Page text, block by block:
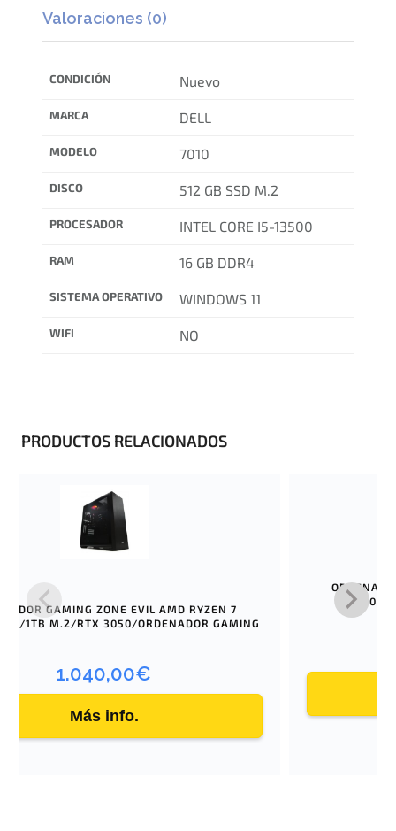
Valoraciones (0)
CONDICIÓN Nuevo
MARCA DELL
MODELO 7010
DISCO 512 GB SSD M.2
PROCESADOR INTEL CORE I5-13500
RAM 16 GB DDR4
SISTEMA OPERATIVO WINDOWS 11
WIFI NO
PRODUCTOS RELACIONADOS
GAMING ZONE EVIL AMD RYZEN 7
1TB M.2/RTX 3050/ORDENADOR GAMING
1.040,00€
Más info.
5800X/